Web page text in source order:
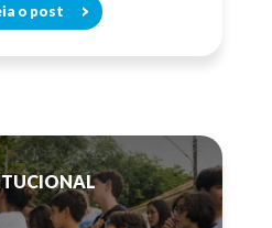
o post